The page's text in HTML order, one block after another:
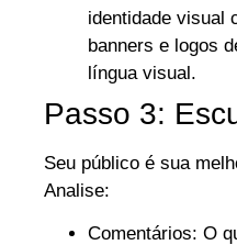
identidade visual
banners e logos
língua visual.
Passo 3:
Seu público é sua
Analise:
Comentários: O